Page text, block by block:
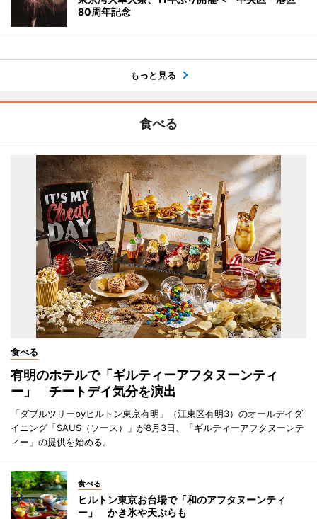
80周年記念
もっと見る
食べる
食べる
有明のホテルで「ギルティーアフタヌーンティ
ー」 チートデイ気分を演出
「ダブルツリーbyヒルトン東京有明」（江東区有明3）のオールデイダ
イニング「SAUS（ソース）」が8月3日、「ギルティーアフタヌーンテ
ィー」の提供を始める。
食べる
ヒルトン東京お台場で「和のアフタヌーンティ
ー」 かき氷や天ぷらも